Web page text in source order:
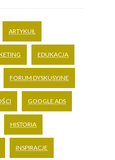
ARTYKUŁ
EDUKACJA
FORUM DYSKUSYJNE
GOOGLE ADS
HISTORIA
INSPIRACJE